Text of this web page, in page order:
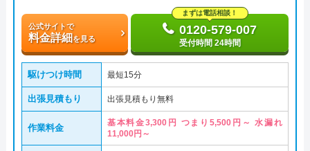
公式サイトで
料金詳細を見る
まずは電話相談！
0120-579-007
受付時間 24時間
駆けつけ時間 最短15分
出張見積もり 出張見積もり無料
作業料金
基本料金3,300円 つまり5,500円～ 水漏れ
11,000円～